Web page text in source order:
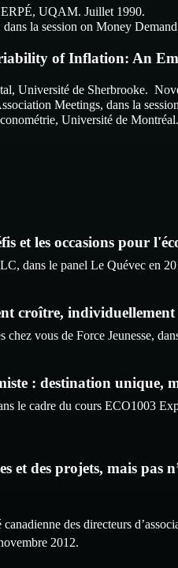
UQAM. Juillet 1990.
dans la session on Money
of Inflation: An
Université de Sherbrooke.
Meetings, dans la
Université de
et les occasions pour
dans le panel Le Quévec en
croître, individuellement
chez vous de Force Jeunesse,
: destination unique,
le cadre du cours ECO1003
et des projets, mais
canadienne des directeurs
2012.